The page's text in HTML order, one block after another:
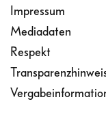
Impressum
Mediadaten
Respekt